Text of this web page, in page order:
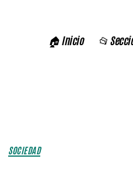
🏠 Inicio 📂
Categorías
SOCIEDAD